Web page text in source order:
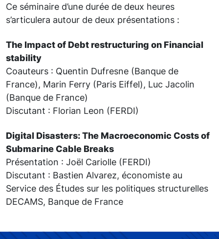
Ce séminaire d’une durée de deux heures
s’articulera autour de deux présentations :
The Impact of Debt restructuring on Financial
stability
Coauteurs : Quentin Dufresne (Banque de
France), Marin Ferry (Paris Eiffel), Luc Jacolin
(Banque de France)
Discutant : Florian Leon (FERDI)
Digital Disasters: The Macroeconomic Costs of
Submarine Cable Breaks
Présentation : Joël Cariolle (FERDI)
Discutant : Bastien Alvarez, économiste au
Service des Études sur les politiques structurelles
DECAMS, Banque de France